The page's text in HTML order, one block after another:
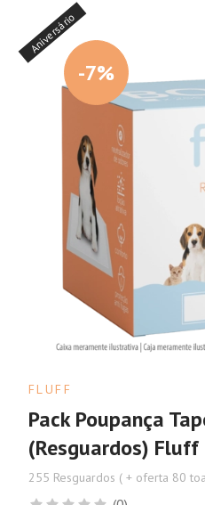
-7%
Aniversário
FLUFF
Pack Poupança
(Resguardos)
255 Resguardos ( + oferta 80